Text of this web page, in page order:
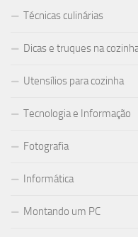
Técnicas culinárias
Dicas e truques na
Utensílios para cozinha
Tecnologia e Informação
Fotografia
Informática
Montando um PC